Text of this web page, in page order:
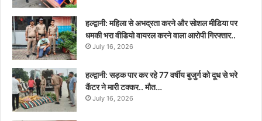
हल्द्वानी: महिला से अभद्रता करने और सोशल मीडिया पर
धमकी भरा वीडियो वायरल करने वाला आरोपी गिरफ्तार..
July 16, 2026
हल्द्वानी: सड़क पार कर रहे 77 वर्षीय बुजुर्ग को दूध से भरे
कैंटर ने मारी टक्कर.. मौत…
July 16, 2026